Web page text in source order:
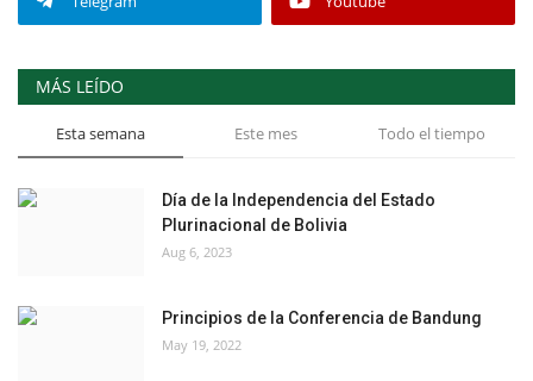
MÁS LEÍDO
Esta semana Este mes Todo el tiempo
Día de la Independencia del Estado
Plurinacional de Bolivia
Aug 6, 2023
Principios de la Conferencia de Bandung
May 19, 2022